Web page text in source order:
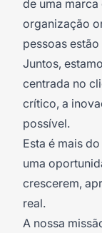
de uma
organização
pessoas estão
Juntos,
centrada no
crítico, a inova
possível.
Esta é mais
uma
crescerem,
real.
A nossa missã